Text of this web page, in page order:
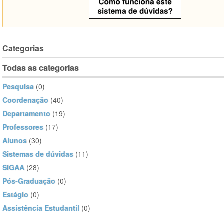
Categorias
Todas as categorias
Pesquisa (0)
Coordenação (40)
Departamento (19)
Professores (17)
Alunos (30)
Sistemas de dúvidas (11)
SIGAA (28)
Pós-Graduação (0)
Estágio (0)
Assistência Estudantil (0)